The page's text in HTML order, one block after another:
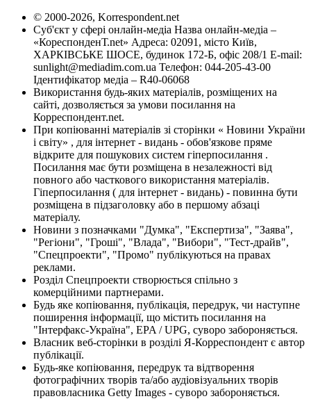
© 2000-2026, Korrespondent.net
Суб'єкт у сфері онлайн-медіа Назва онлайн-медіа –
«КореспонденТ.net» Адреса: 02091, місто Київ,
ХАРКІВСЬКЕ ШОСЕ, будинок 172-Б, офіс 208/1 E-mail:
sunlight@mediadim.com.ua Телефон: 044-205-43-00
Ідентифікатор медіа – R40-06068
Використання будь-яких матеріалів, розміщених на
сайті, дозволяється за умови посилання на
Корреспондент.net.
При копіюванні матеріалів зі сторінки « Новини України
і світу» , для інтернет - видань - обов'язкове пряме
відкрите для пошукових систем гіперпосилання .
Посилання має бути розміщена в незалежності від
повного або часткового використання матеріалів.
Гіперпосилання ( для інтернет - видань) - повинна бути
розміщена в підзаголовку або в першому абзаці
матеріалу.
Новини з позначками "Думка", "Експертиза", "Заява",
"Регіони", "Гроші", "Влада", "Вибори", "Тест-драйв",
"Спецпроекти", "Промо" публікуються на правах
реклами.
Розділ Спецпроекти створюється спільно з
комерційними партнерами.
Будь яке копіювання, публікація, передрук, чи наступне
поширення інформації, що містить посилання на
"Інтерфакс-Україна", EPA / UPG, суворо забороняється.
Власник веб-сторінки в розділі Я-Корреспондент є автор
публікації.
Будь-яке копіювання, передрук та відтворення
фотографічних творів та/або аудіовізуальних творів
правовласника Getty Images - суворо забороняється.